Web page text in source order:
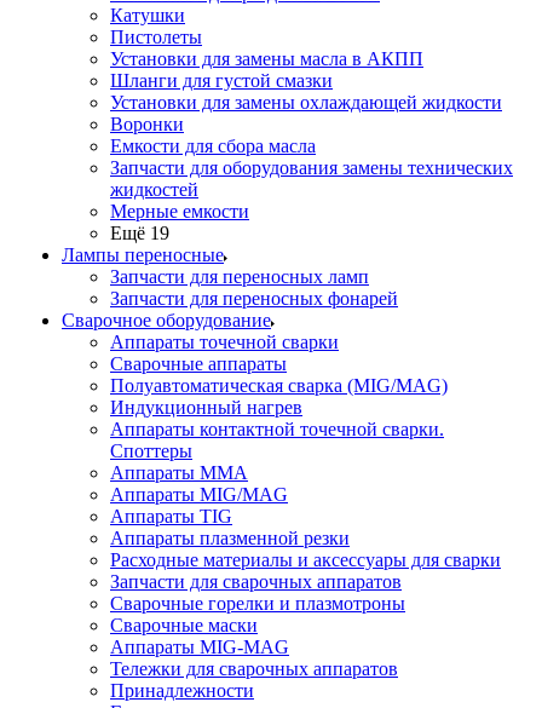
Катушки
Пистолеты
Установки для замены масла в АКПП
Шланги для густой смазки
Установки для замены охлаждающей жидкости
Воронки
Емкости для сбора масла
Запчасти для оборудования замены технических
жидкостей
Мерные емкости
Ещё 19
Лампы переносные
Запчасти для переносных ламп
Запчасти для переносных фонарей
Сварочное оборудование
Аппараты точечной сварки
Сварочные аппараты
Полуавтоматическая сварка (MIG/MAG)
Индукционный нагрев
Аппараты контактной точечной сварки.
Споттеры
Аппараты MMA
Аппараты MIG/MAG
Аппараты TIG
Аппараты плазменной резки
Расходные материалы и аксессуары для сварки
Запчасти для сварочных аппаратов
Сварочные горелки и плазмотроны
Сварочные маски
Аппараты MIG-MAG
Тележки для сварочных аппаратов
Принадлежности